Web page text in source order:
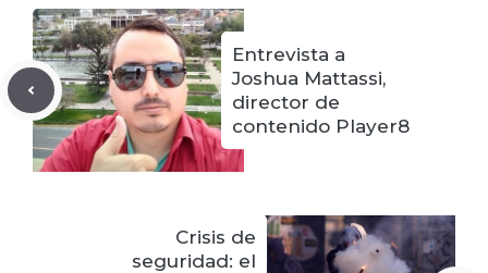
Entrevista a
Joshua Mattassi,
director de
contenido Player8
Crisis de
seguridad: el